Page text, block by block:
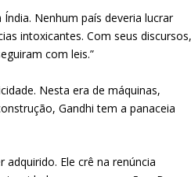
Nenhum país deveria lucrar
intoxicantes. Com seus
com leis.”
Nesta era de máquinas,
Gandhi tem a panaceia
Ele crê na renúncia